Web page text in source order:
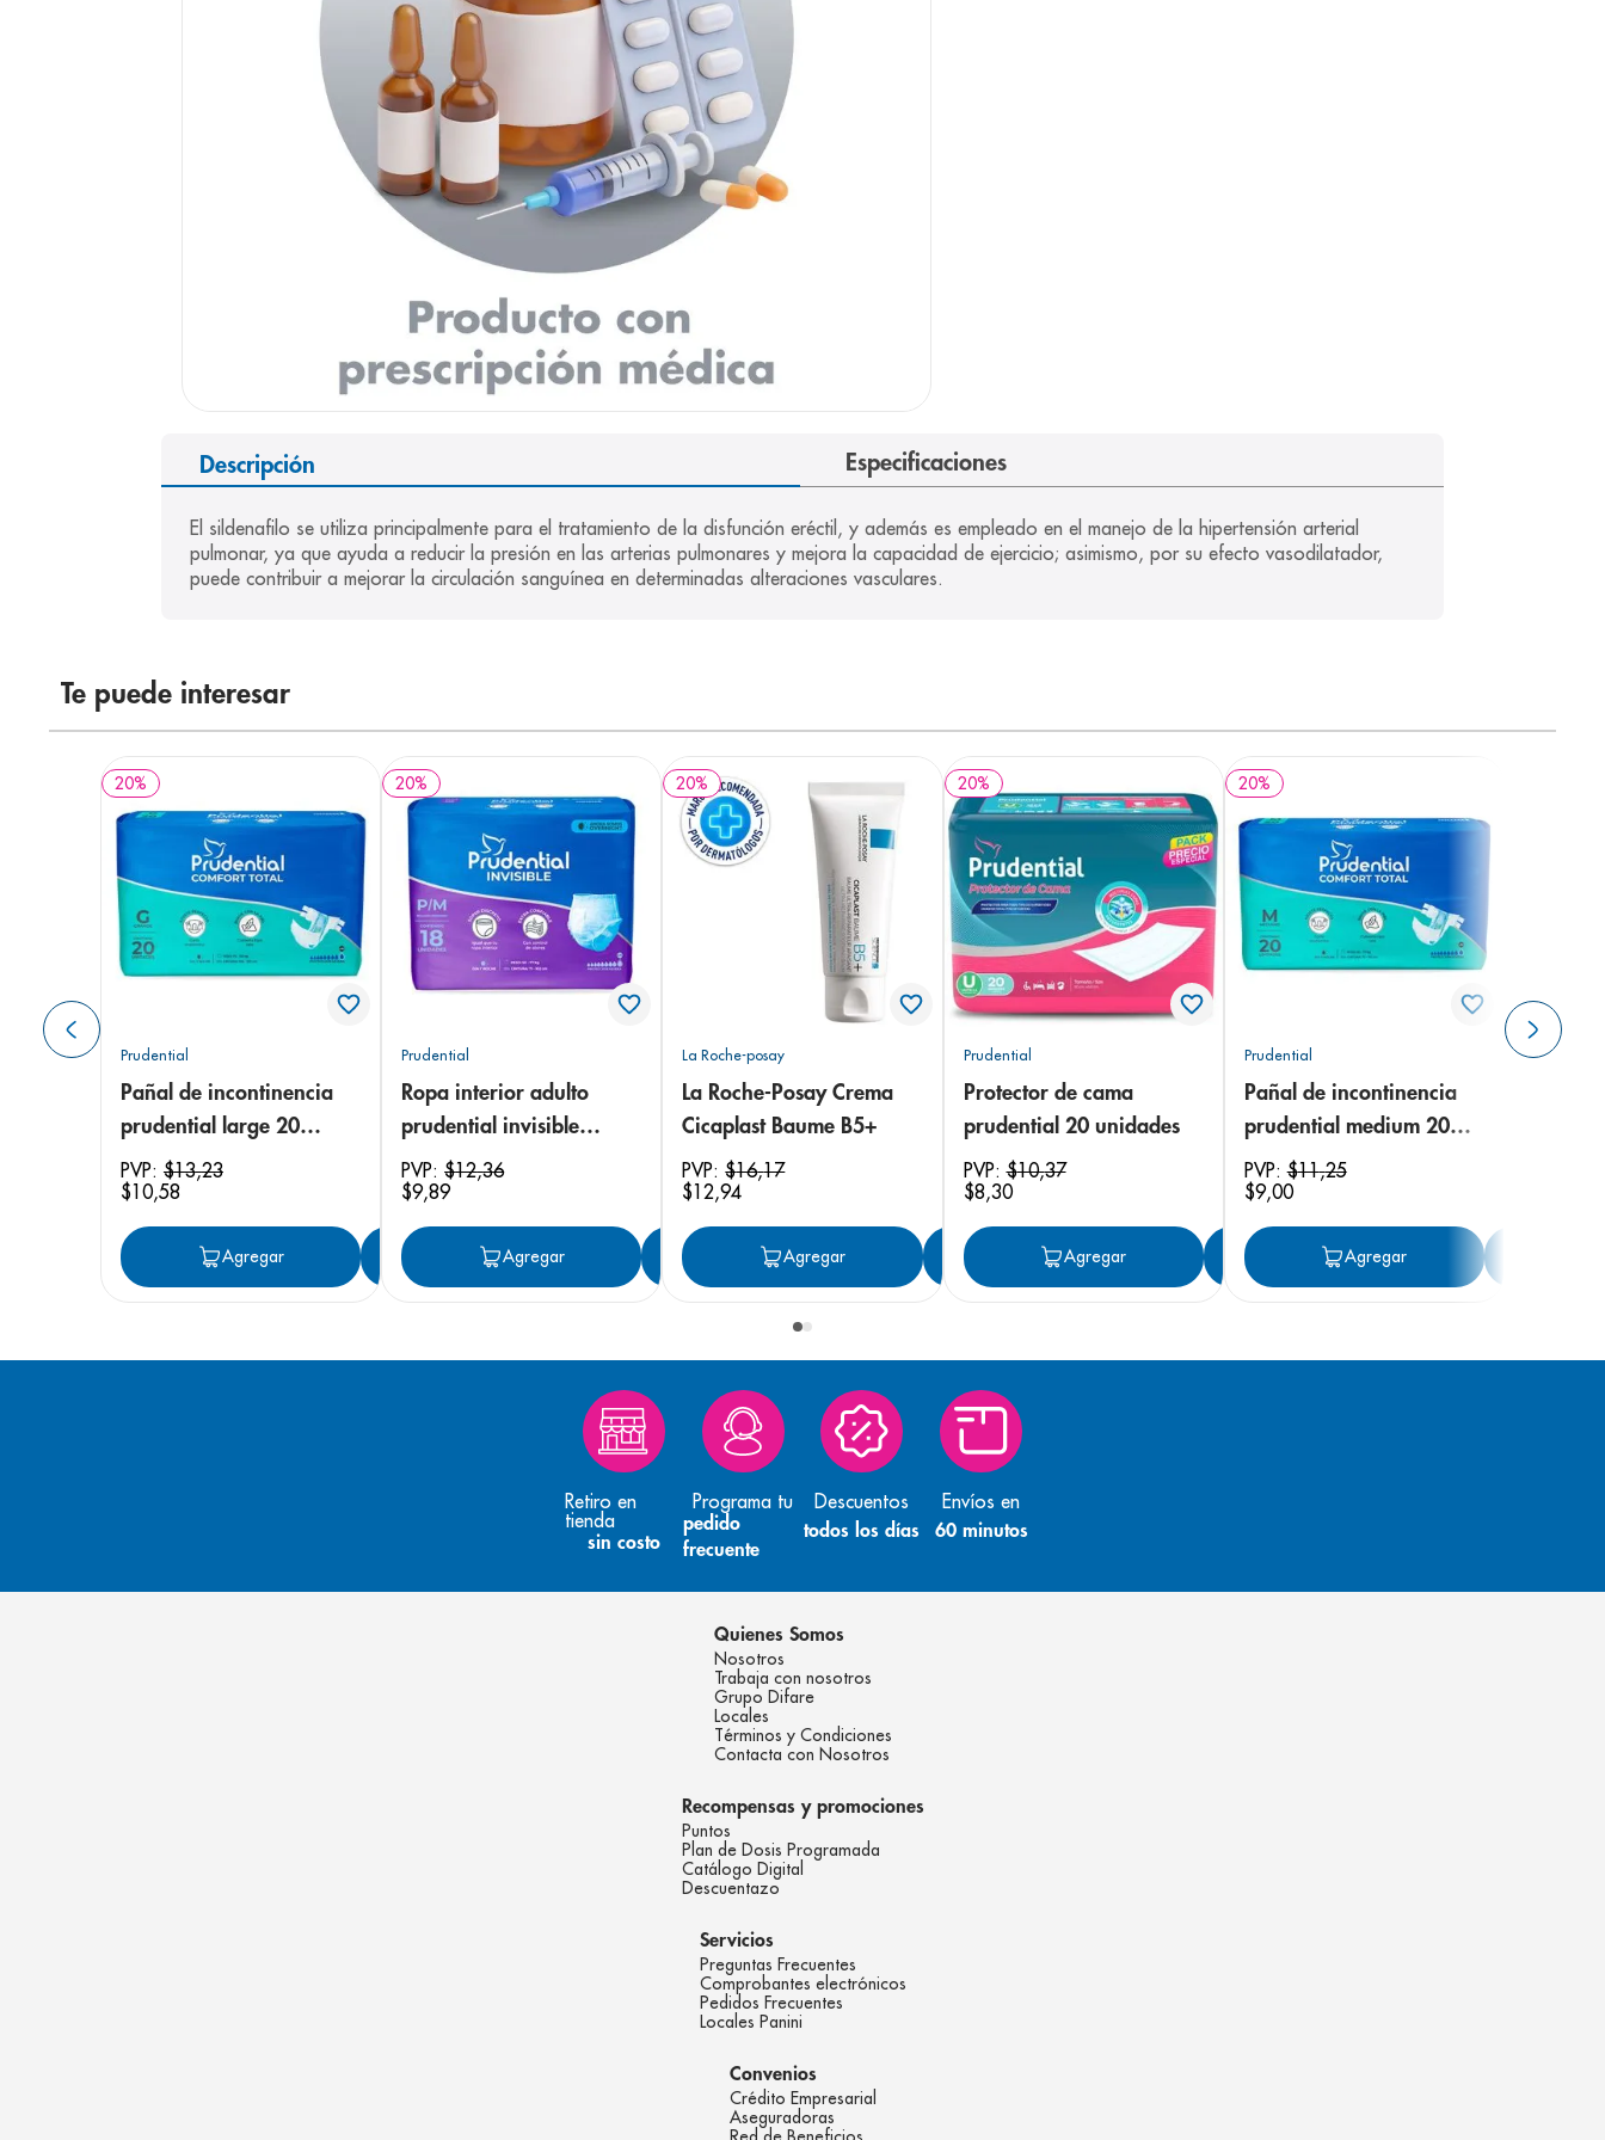
Descripción Especificaciones
El sildenafilo se utiliza principalmente para el tratamiento de la disfunción eréctil, y además es empleado en el manejo de la hipertensión arterial
pulmonar, ya que ayuda a reducir la presión en las arterias pulmonares y mejora la capacidad de ejercicio; asimismo, por su efecto vasodilatador,
puede contribuir a mejorar la circulación sanguínea en determinadas alteraciones vasculares.
Te puede interesar
20%
Prudential
Pañal de incontinencia
prudential large 20
unidades
PVP: $13,23
$10,58
Agregar Agregar
20%
Prudential
Ropa interior adulto
prudential invisible
small/medium 18
unidades
PVP:$12,36
$9,89
Agregar Agregar
20%
La Roche-posay
La Roche-Posay Crema
Cicaplast Baume B5+
PVP:$16,17
$12,94
Agregar Agregar
20%
Prudential
Protector de cama
prudential 20 unidades
PVP:$10,37
$8,30
Agregar Agregar
20%
Prudential
Pañal de incontinencia
prudential medium 20
unidades
PVP:$11,25
$9,00
Agregar
Retiro en
tienda
sin costo
Programa tu
pedido
frecuente
Descuentos
todos los días
Envíos en
60 minutos
Quienes Somos
Nosotros
Trabaja con nosotros
Grupo Difare
Locales
Términos y Condiciones
Contacta con Nosotros
Recompensas y promociones
Puntos
Plan de Dosis Programada
Catálogo Digital
Descuentazo
Servicios
Preguntas Frecuentes
Comprobantes electrónicos
Pedidos Frecuentes
Locales Panini
Convenios
Crédito Empresarial
Aseguradoras
panolini
prueba embarazo